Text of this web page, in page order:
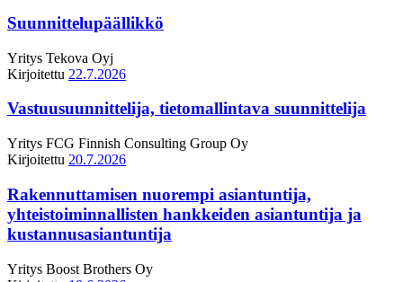
Suunnittelupäällikkö
Yritys Tekova Oyj
Kirjoitettu 22.7.2026
Vastuusuunnittelija, tietomallintava suunnittelija
Yritys FCG Finnish Consulting Group Oy
Kirjoitettu 20.7.2026
Rakennuttamisen nuorempi asiantuntija,
yhteistoiminnallisten hankkeiden asiantuntija ja
kustannusasiantuntija
Yritys Boost Brothers Oy